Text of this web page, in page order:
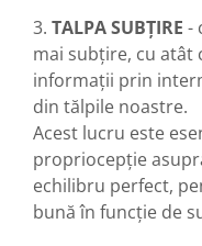
3. TALPA SUBȚIRE -
mai subțire, cu
informații prin
din tălpile noastre.
Acest lucru este
propriocepție
echilibru perfect,
bună în funcție de